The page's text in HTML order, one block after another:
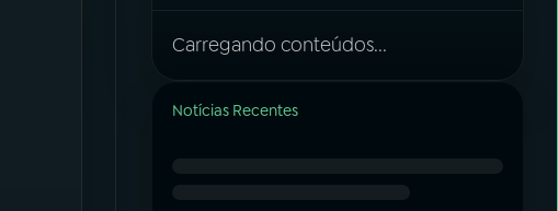
Carregando conteúdos...
Notícias Recentes